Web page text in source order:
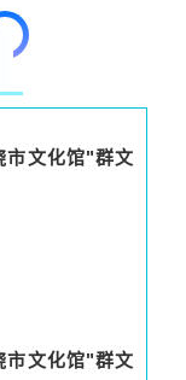
市文化馆"群文
市文化馆"群文